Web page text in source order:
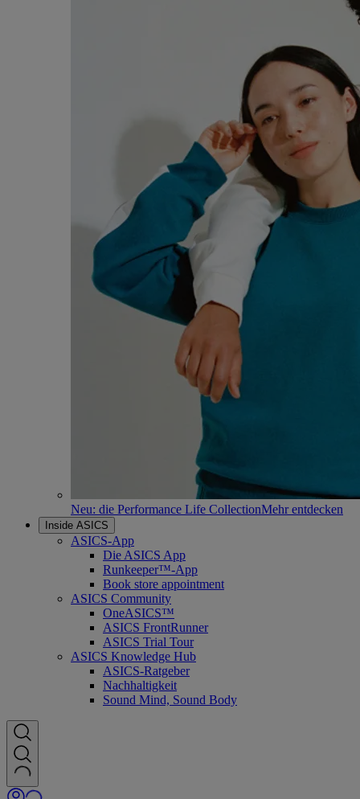
Neu: die Performance Life CollectionMehr entdecken
Inside ASICS
ASICS-App
Die ASICS App
Runkeeper™-App
Book store appointment
ASICS Community
OneASICS™
ASICS FrontRunner
ASICS Trial Tour
ASICS Knowledge Hub
ASICS-Ratgeber
Nachhaltigkeit
Sound Mind, Sound Body